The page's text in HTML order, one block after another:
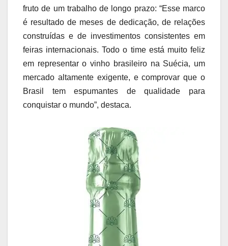
fruto de um trabalho de longo prazo: “Esse marco
é resultado de meses de dedicação, de relações
construídas e de investimentos consistentes em
feiras internacionais. Todo o time está muito feliz
em representar o vinho brasileiro na Suécia, um
mercado altamente exigente, e comprovar que o
Brasil tem espumantes de qualidade para
conquistar o mundo”, destaca.